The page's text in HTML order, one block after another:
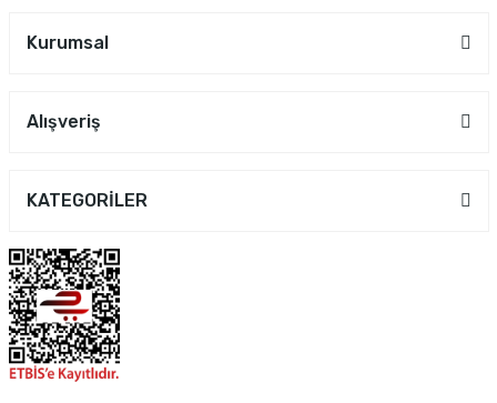
Kurumsal
Alışveriş
KATEGORİLER